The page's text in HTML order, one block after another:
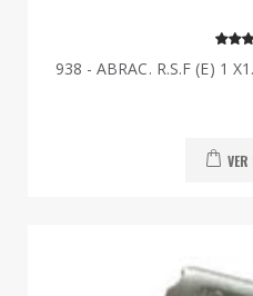
938 - ABRAC. R.S.F (E) 1
VER